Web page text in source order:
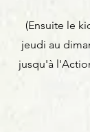
(Ensuite le
jeudi au
jusqu'à